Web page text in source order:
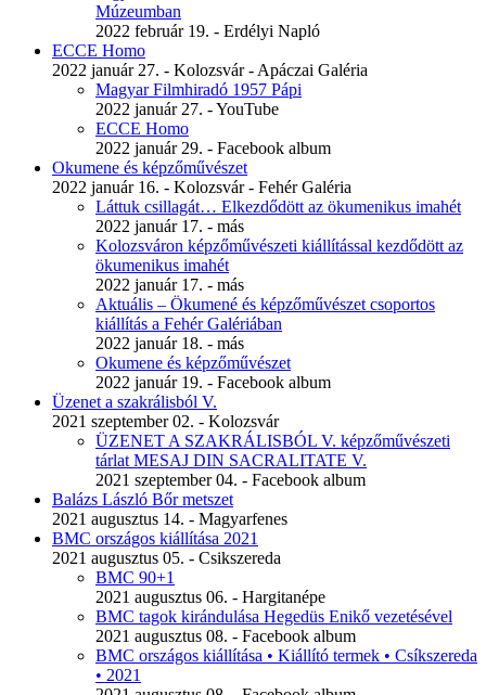
Múzeumban
2022 február 19. - Erdélyi Napló
ECCE Homo
2022 január 27. - Kolozsvár - Apáczai Galéria
Magyar Filmhiradó 1957 Pápi
2022 január 27. - YouTube
ECCE Homo
2022 január 29. - Facebook album
Okumene és képzőművészet
2022 január 16. - Kolozsvár - Fehér Galéria
Láttuk csillagát… Elkezdődött az ökumenikus imahét
2022 január 17. - más
Kolozsváron képzőművészeti kiállítással kezdődött az
ökumenikus imahét
2022 január 17. - más
Aktuális – Ökumené és képzőművészet csoportos
kiállítás a Fehér Galériában
2022 január 18. - más
Okumene és képzőművészet
2022 január 19. - Facebook album
Üzenet a szakrálisból V.
2021 szeptember 02. - Kolozsvár
ÜZENET A SZAKRÁLISBÓL V. képzőművészeti
tárlat MESAJ DIN SACRALITATE V.
2021 szeptember 04. - Facebook album
Balázs László Bőr metszet
2021 augusztus 14. - Magyarfenes
BMC országos kiállítása 2021
2021 augusztus 05. - Csikszereda
BMC 90+1
2021 augusztus 06. - Hargitanépe
BMC tagok kirándulása Hegedüs Enikő vezetésével
2021 augusztus 08. - Facebook album
BMC országos kiállítása • Kiállító termek • Csíkszereda
• 2021